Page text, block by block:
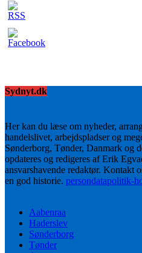
Sydnyt.dk
Her kan du læse om nyheder,
handelslivet, arbejdspladser og
Sønderborg, Tønder, Danmark og
opdateres og redigeres af Erik
ansvarshavende redaktør. Kontakt
en god historie. persondatapolitik-
Aabenraa
Haderslev
Sønderborg
Tønder